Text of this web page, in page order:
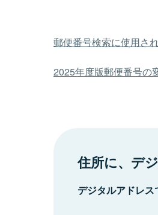
郵便番号検索に使用さ
2025年度版郵便番号の
住所に、デ
デジタルアドレス